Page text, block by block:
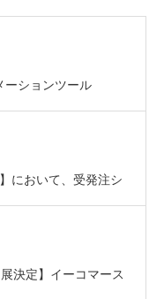
ーションツール
において、受発注シ
決定】イーコマース